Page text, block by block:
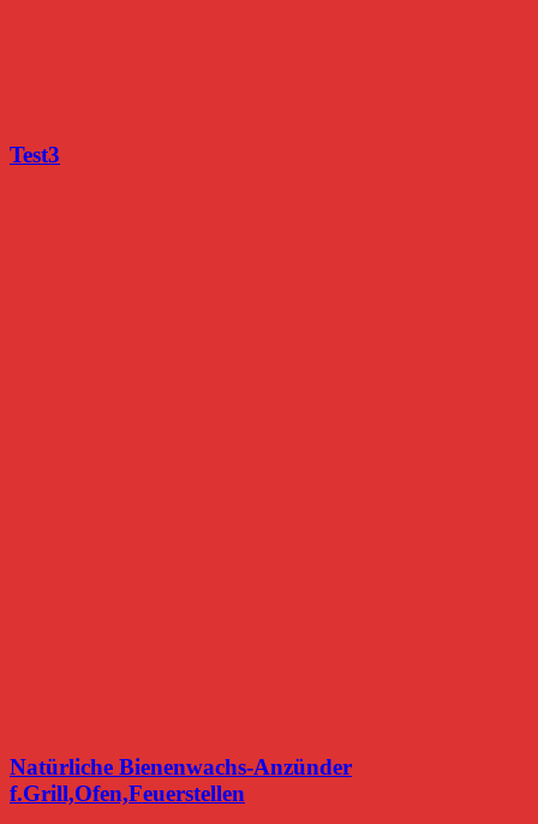
Test3
Natürliche Bienenwachs-Anzünder
f.Grill,Ofen,Feuerstellen